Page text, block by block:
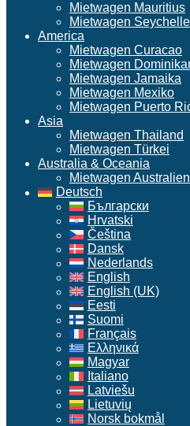
Mietwagen Mauritius
Mietwagen
America
Mietwagen Curacao
Mietwagen
Mietwagen Jamaika
Mietwagen Mexiko
Mietwagen Puerto
Asia
Mietwagen Thailand
Mietwagen Türkei
Australia & Oceania
Mietwagen Australien
Deutsch
Български
Hrvatski
Čeština
Dansk
Nederlands
English
English (UK)
Eesti
Suomi
Français
Ελληνικά
Magyar
Italiano
Latviešu
Lietuvių
Norsk bokmål